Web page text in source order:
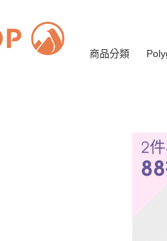
商品分類